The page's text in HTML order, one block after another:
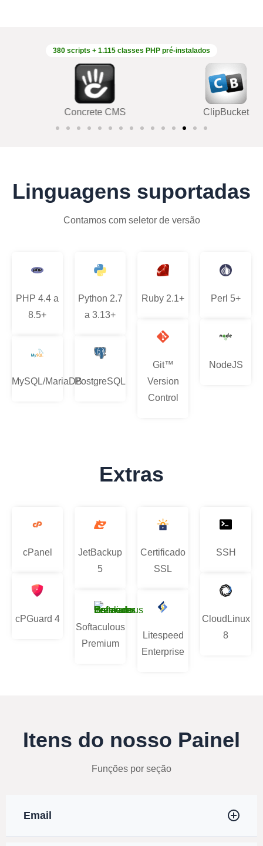
380 scripts + 1.115 classes PHP pré-instalados
Concrete CMS
Linguagens suportadas
Contamos com seletor de versão
PHP 4.4 a
8.5+
MySQL/MariaDB
Python 2.7
a 3.13+
PostgreSQL
Ruby 2.1+
Git™
Version
Control
Perl 5+
NodeJS
Extras
cPanel
cPGuard 4
JetBackup
5
Softaculous
Premium
Certificado
SSL
Litespeed
Enterprise
SSH
CloudLinux
8
Itens do nosso Painel
Funções por seção
Email